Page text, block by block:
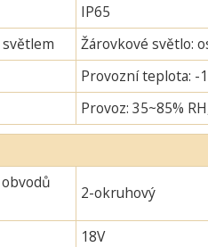
IP65
Žárovkové světlo:
Provozní teplota: -
Provoz: 35~85%
2-okruhový
18V